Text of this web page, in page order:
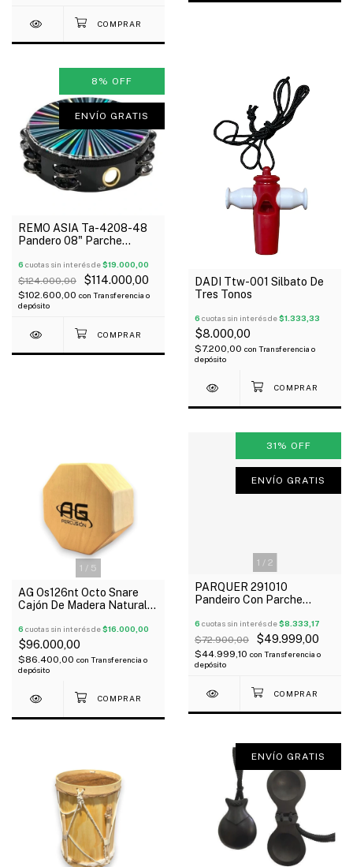
8 % OFF
ENVÍO GRATIS
REMO ASIA Ta-4208-48
Pandero 08" Parche
Dobles Radiante
6 cuotas sin interés de$19.000,00
$124.000,00 $114.000,00
$102.600,00 con Transferencia o
depósito
DADI Ttw-001 Silbato De
Tres Tonos
6 cuotas sin interés de$1.333,33
$8.000,00
$7.200,00 con Transferencia o
depósito
1 / 5
AG Os126nt Octo Snare
Cajón De Madera Natural
6 cuotas sin interés de$16.000,00
$96.000,00
$86.400,00 con Transferencia o
depósito
1 / 2
31 % OFF
ENVÍO GRATIS
PARQUER 291010
Pandeiro Con Parche
Oferta!
6 cuotas sin interés de$8.333,17
$72.900,00 $49.999,00
$44.999,10 con Transferencia o
depósito
ENVÍO GRATIS